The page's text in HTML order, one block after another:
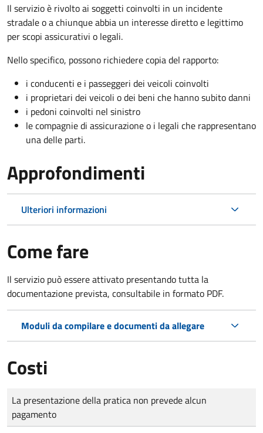
Il servizio è rivolto ai soggetti coinvolti in un incidente
stradale o a chiunque abbia un interesse diretto e legittimo
per scopi assicurativi o legali.
Nello specifico, possono richiedere copia del rapporto:
i conducenti e i passeggeri dei veicoli coinvolti
i proprietari dei veicoli o dei beni che hanno subito danni
i pedoni coinvolti nel sinistro
le compagnie di assicurazione o i legali che rappresentano
una delle parti.
Approfondimenti
Ulteriori informazioni
Come fare
Il servizio può essere attivato presentando tutta la
documentazione prevista, consultabile in formato PDF.
Moduli da compilare e documenti da allegare
Costi
Tipo di pagamento
Importo
La presentazione della pratica non prevede alcun
pagamento